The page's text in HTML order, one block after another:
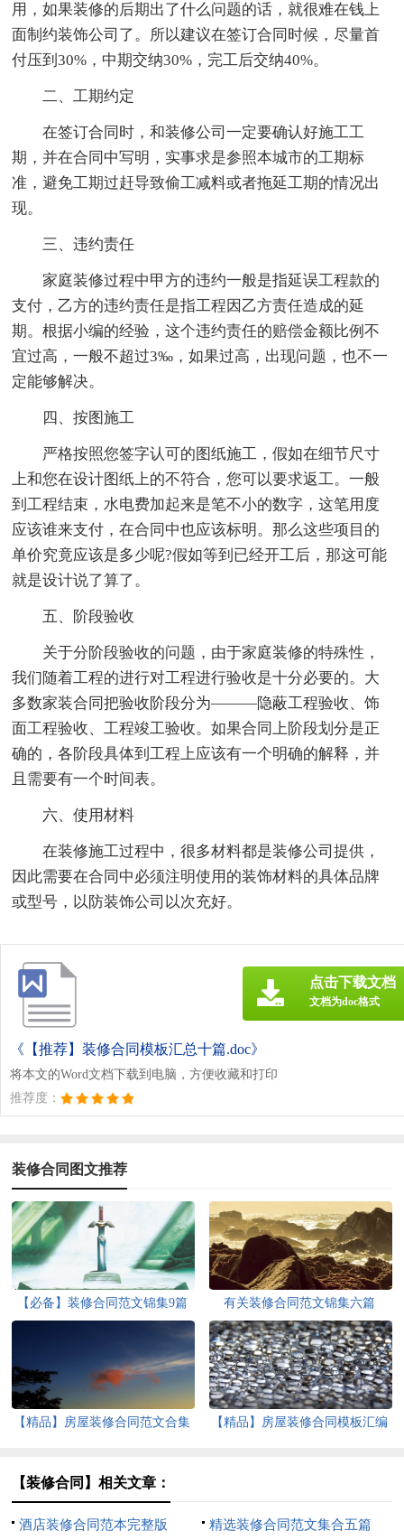
用，如果装修的后期出了什么问题的话，就很难在钱上
面制约装饰公司了。所以建议在签订合同时候，尽量首
付压到30%，中期交纳30%，完工后交纳40%。
二、工期约定
在签订合同时，和装修公司一定要确认好施工工
期，并在合同中写明，实事求是参照本城市的工期标
准，避免工期过赶导致偷工减料或者拖延工期的情况出
现。
三、违约责任
家庭装修过程中甲方的违约一般是指延误工程款的
支付，乙方的违约责任是指工程因乙方责任造成的延
期。根据小编的经验，这个违约责任的赔偿金额比例不
宜过高，一般不超过3‰，如果过高，出现问题，也不一
定能够解决。
四、按图施工
严格按照您签字认可的图纸施工，假如在细节尺寸
上和您在设计图纸上的不符合，您可以要求返工。一般
到工程结束，水电费加起来是笔不小的数字，这笔用度
应该谁来支付，在合同中也应该标明。那么这些项目的
单价究竟应该是多少呢?假如等到已经开工后，那这可能
就是设计说了算了。
五、阶段验收
关于分阶段验收的问题，由于家庭装修的特殊性，
我们随着工程的进行对工程进行验收是十分必要的。大
多数家装合同把验收阶段分为———隐蔽工程验收、饰
面工程验收、工程竣工验收。如果合同上阶段划分是正
确的，各阶段具体到工程上应该有一个明确的解释，并
且需要有一个时间表。
六、使用材料
在装修施工过程中，很多材料都是装修公司提供，
因此需要在合同中必须注明使用的装饰材料的具体品牌
或型号，以防装饰公司以次充好。
《【推荐】装修合同模板汇总十篇.doc》
将本文的Word文档下载到电脑，方便收藏和打印
推荐度：
点击下载文档
文档为doc格式
装修合同图文推荐
【必备】装修合同范文锦集9篇 有关装修合同范文锦集六篇
【精品】房屋装修合同范文合集
【精品】房屋装修合同模板汇编
【装修合同】相关文章：
酒店装修合同范本完整版 精选装修合同范文集合五篇